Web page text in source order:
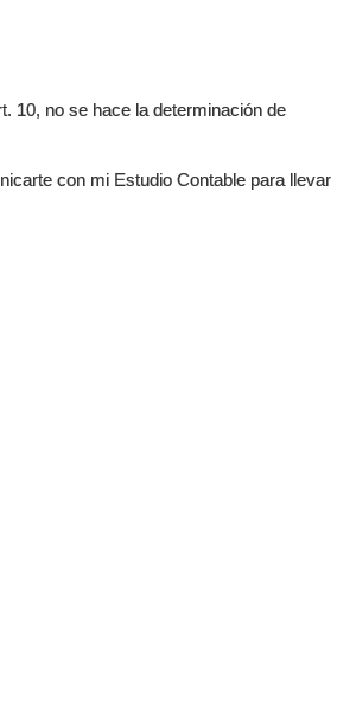
10, no se hace la determinación de
con mi Estudio Contable para llevar